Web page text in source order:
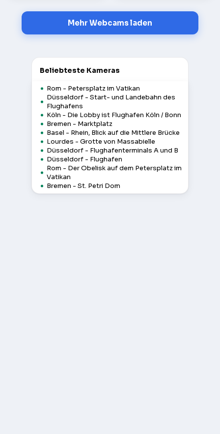
Mehr Webcams laden
Beliebteste Kameras
Rom - Petersplatz im Vatikan
Düsseldorf - Start- und Landebahn des
Flughafens
Köln - Die Lobby ist Flughafen Köln / Bonn
Bremen - Marktplatz
Basel - Rhein, Blick auf die Mittlere Brücke
Lourdes - Grotte von Massabielle
Düsseldorf - Flughafenterminals A und B
Düsseldorf - Flughafen
Rom - Der Obelisk auf dem Petersplatz im
Vatikan
Bremen - St. Petri Dom